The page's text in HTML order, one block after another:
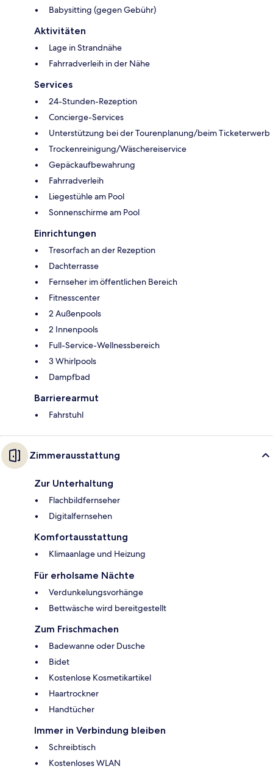
Babysitting (gegen Gebühr)
Aktivitäten
Lage in Strandnähe
Fahrradverleih in der Nähe
Services
24-Stunden-Rezeption
Concierge-Services
Unterstützung bei der Tourenplanung/beim Ticketerwerb
Trockenreinigung/Wäschereiservice
Gepäckaufbewahrung
Fahrradverleih
Liegestühle am Pool
Sonnenschirme am Pool
Einrichtungen
Tresorfach an der Rezeption
Dachterrasse
Fernseher im öffentlichen Bereich
Fitnesscenter
2 Außenpools
2 Innenpools
Full-Service-Wellnessbereich
3 Whirlpools
Dampfbad
Barrierearmut
Fahrstuhl
Zimmerausstattung
Zur Unterhaltung
Flachbildfernseher
Digitalfernsehen
Komfortausstattung
Klimaanlage und Heizung
Für erholsame Nächte
Verdunkelungsvorhänge
Bettwäsche wird bereitgestellt
Zum Frischmachen
Badewanne oder Dusche
Bidet
Kostenlose Kosmetikartikel
Haartrockner
Handtücher
Immer in Verbindung bleiben
Schreibtisch
Kostenloses WLAN